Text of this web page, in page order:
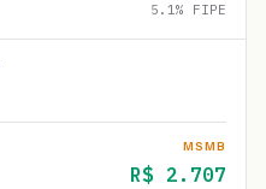
5.1% FIPE
MSMB
R$ 2.707